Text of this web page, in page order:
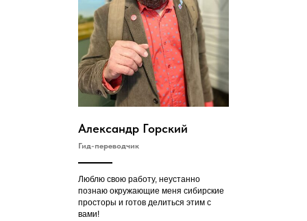
Александр Горский
Гид-переводчик
Люблю свою работу, неустанно
познаю окружающие меня сибирские
просторы и готов делиться этим с
вами!